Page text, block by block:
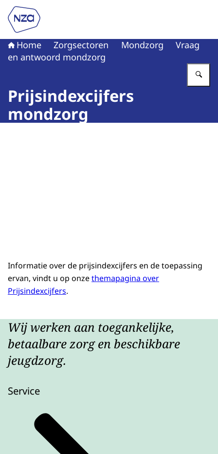
Naar de homepage van Nederlandse Zorgautoriteit
Home Zorgsectoren Mondzorg
Vraag
en antwoord mondzorg
Prijsindexcijfers
mondzorg
Informatie over de prijsindexcijfers en de toepassing
ervan, vindt u op onzethemapagina over
Prijsindexcijfers.
Wij werken aan toegankelijke,
betaalbare zorg en beschikbare
jeugdzorg.
Service